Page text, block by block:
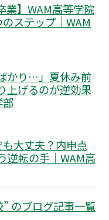
業】WAM高等学院
ステップ｜WAM
かり…」夏休み前
上げるのが逆効果
部
も大丈夫？内申点
逆転の手｜WAM高
” のブログ記事一覧